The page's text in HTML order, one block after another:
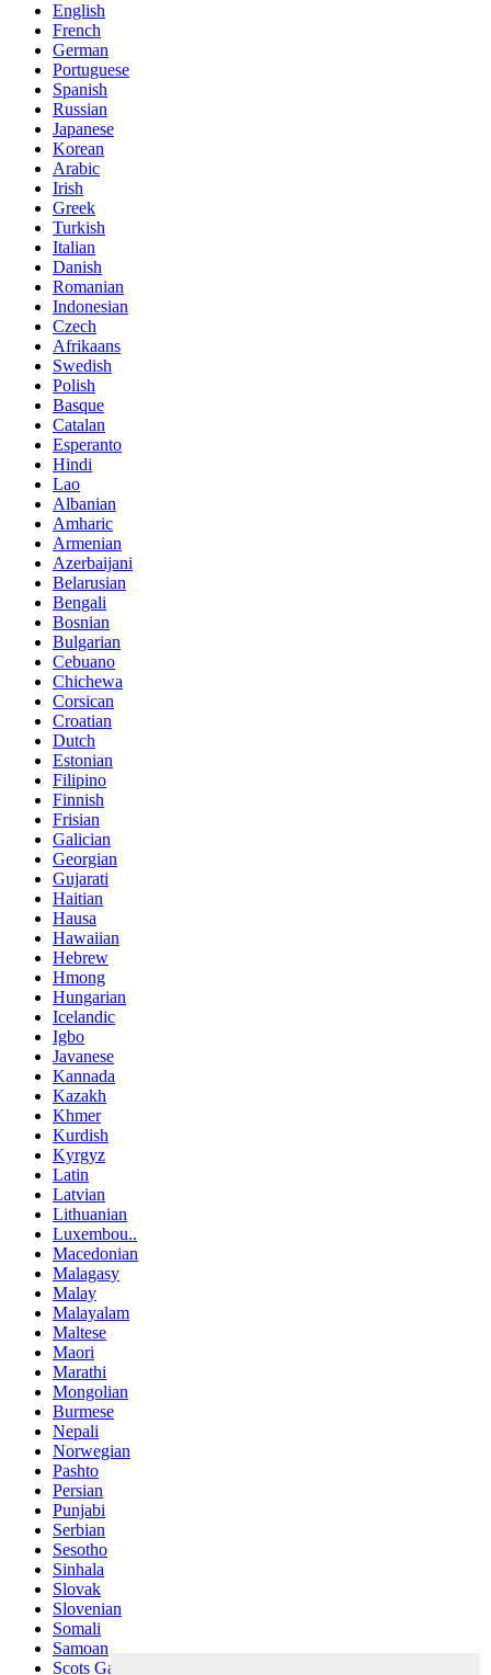
English
French
German
Portuguese
Spanish
Russian
Japanese
Korean
Arabic
Irish
Greek
Turkish
Italian
Danish
Romanian
Indonesian
Czech
Afrikaans
Swedish
Polish
Basque
Catalan
Esperanto
Hindi
Lao
Albanian
Amharic
Armenian
Azerbaijani
Belarusian
Bengali
Bosnian
Bulgarian
Cebuano
Chichewa
Corsican
Croatian
Dutch
Estonian
Filipino
Finnish
Frisian
Galician
Georgian
Gujarati
Haitian
Hausa
Hawaiian
Hebrew
Hmong
Hungarian
Icelandic
Igbo
Javanese
Kannada
Kazakh
Khmer
Kurdish
Kyrgyz
Latin
Latvian
Lithuanian
Luxembou..
Macedonian
Malagasy
Malay
Malayalam
Maltese
Maori
Marathi
Mongolian
Burmese
Nepali
Norwegian
Pashto
Persian
Punjabi
Serbian
Sesotho
Sinhala
Slovak
Slovenian
Somali
Samoan
Scots Gaelic